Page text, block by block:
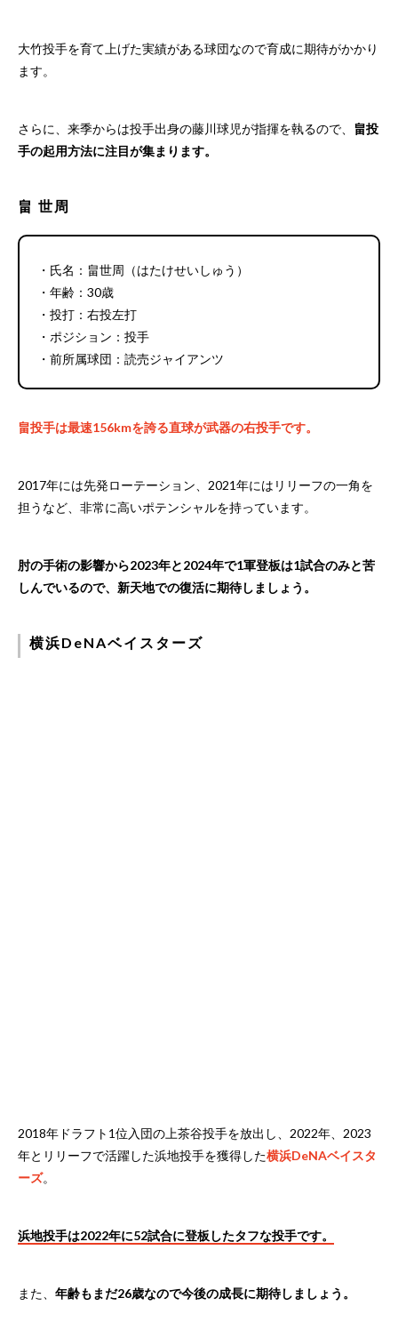
大竹投手を育て上げた実績がある球団なので育成に期待がかかり
ます。
さらに、来季からは投手出身の藤川球児が指揮を執るので、 畠投
手の起用方法に注目が集まります。
畠 世周
・氏名：畠世周（はたけせいしゅう）
・年齢：30歳
・投打：右投左打
・ポジション：投手
・前所属球団：読売ジャイアンツ
畠投手は最速156kmを誇る直球が武器の右投手です。
2017年には先発ローテーション、2021年にはリリーフの一角を
担うなど、非常に高いポテンシャルを持っています。
肘の手術の影響から2023年と2024年で1軍登板は1試合のみと苦
しんでいるので、新天地での復活に期待しましょう。
横浜DeNAベイスターズ
2018年ドラフト1位入団の上茶谷投手を放出し、2022年、2023
年とリリーフで活躍した浜地投手を獲得した横浜DeNAベイスタ
ーズ。
浜地投手は2022年に52試合に登板したタフな投手です。
また、 年齢もまだ26歳なので今後の成長に期待しましょう。